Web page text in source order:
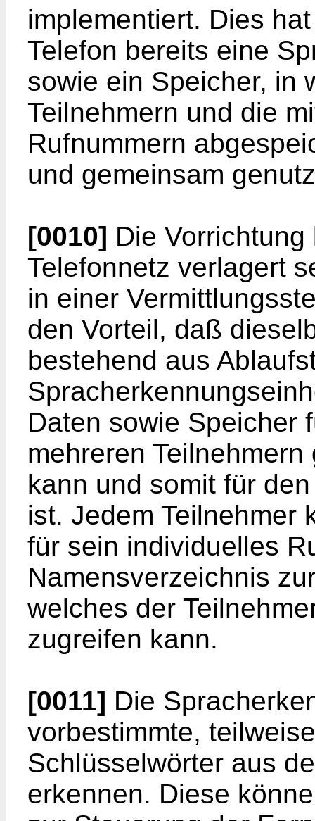
implementiert. Dies
Telefon bereits eine
sowie ein Speicher, in
Teilnehmern und die
Rufnummern
und gemeinsam
[0010] Die
Telefonnetz verlagert
in einer
den Vorteil, daß
bestehend aus
Daten sowie Speicher
mehreren
kann und somit für
ist. Jedem Teilnehmer
für sein individuelles
Namensverzeichnis
welches der
zugreifen kann.
[0011] Die
vorbestimmte,
Schlüsselwörter aus
erkennen. Diese